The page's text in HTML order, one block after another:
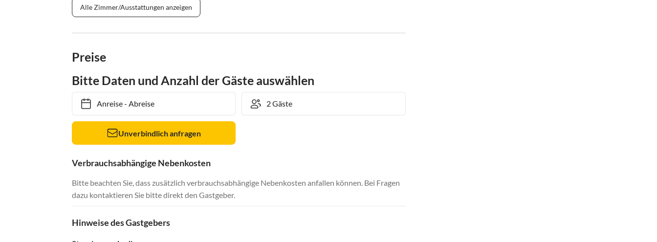
Alle Zimmer/Ausstattungen anzeigen
Preise
Bitte Daten und Anzahl der Gäste auswählen
Anreise- Abreise
Unverbindlich anfragen
Verbrauchsabhängige Nebenkosten
Bitte beachten Sie, dass zusätzlich verbrauchsabhängige Nebenkosten anfallen können. Bei Fragen
dazu kontaktieren Sie bitte direkt den Gastgeber.
Hinweise des Gastgebers